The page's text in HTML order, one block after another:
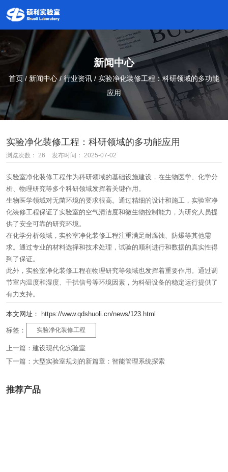
新闻中心
首页/ 新闻中心 /行业资讯 / 实验净化装修工程：科研领域的多功能
应用
实验净化装修工程：科研领域的多功能应用
浏览次数： 26 发布时间： 2025-07-02
实验室净化装修工程作为科研领域的基础设施建设，在生物医学、化学分
析、物理研究等多个科研领域发挥着关键作用。
生物医学领域对无菌环境的要求很高。通过精细的设计和施工，实验室净
化装修工程保证了实验室的空气清洁度和微生物控制能力，为研究人员提
供了安全可靠的研究环境。
在化学分析领域，实验室净化装修工程注重满足耐腐蚀、防爆等其他需
求。通过专业的材料选择和技术处理，试验的顺利进行和数据的真实性得
到了保证。
此外，实验室净化装修工程在物理研究等领域也发挥着重要作用。通过调
节室内温度和湿度、干扰信号等环境因素，为科研设备的稳定运行提供了
有力支持。
本文网址： https://www.qdshuoli.cn/news/123.html
标签： 实验净化装修工程
上一篇： 建设现代化实验室
下一篇： 大型实验室规划的新篇章：智能管理系统探索
推荐产品